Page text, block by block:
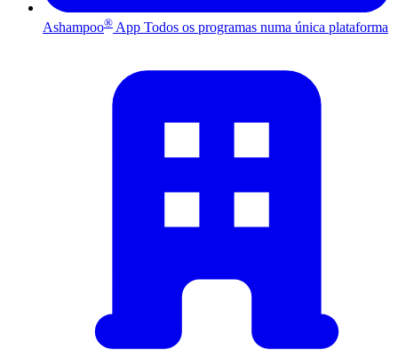
Ashampoo® App Todos os programas numa única plataforma